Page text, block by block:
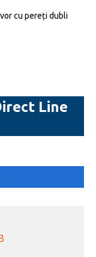
cu pereți dubli
Line